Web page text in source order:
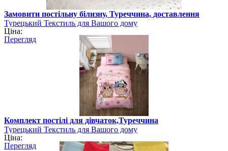
Замовити постільну білизну, Туреччина, доставлення
Турецький Текстиль для Вашого дому
Ціна:
Перегляд
Комплект постілі для дівчаток,Туреччина
Турецький Текстиль для Вашого дому
Ціна:
Перегляд